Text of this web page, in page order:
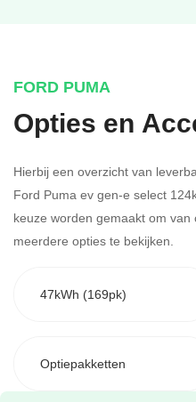
FORD PUMA
Opties en
Hierbij een overzicht van
Ford Puma ev gen-e select
keuze worden gemaakt om
meerdere opties te bekijken.
47kWh (169pk)
Optiepakketten